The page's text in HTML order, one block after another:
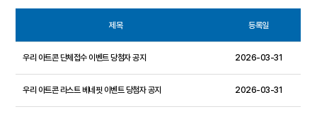
제목 등록일
우리 아트콘 단체접수 이벤트 당첨자 공지 2026-03-31
우리 아트콘 라스트 베네핏 이벤트 당첨자 공지 2026-03-31